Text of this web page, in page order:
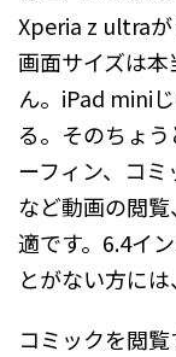
Xperia z ultra
画面サイズは
ん。iPad mini
る。そのちょ
ーフィン、コ
など動画の閲
適です。6.4イ
とがない方に
コミックを閲